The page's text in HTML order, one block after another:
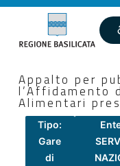
Appalto per
l’Affidamento
Alimentari
Tipo:
Gare
di